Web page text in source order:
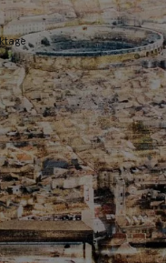
IN DEN WARENKORB
Wunschliste
Wunschliste
Wie funktioniert